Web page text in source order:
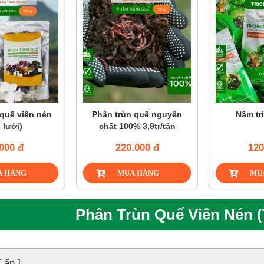
quế nguyên
3,9tr/tấn
đ
Nấm trichoderma
120.000 đ
Phân
Phân Trùn Quế Viên Nén